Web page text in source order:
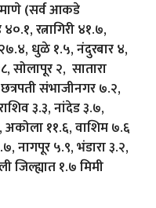
(सर्व आकडे
रत्नागिरी ४१.७,
धुळे १.५, नंदुरबार ४,
सोलापूर २, सातारा
संभाजीनगर ७.२,
३.३, नांदेड ३.७,
अकोला ११.६, वाशिम ७.६
नागपूर ५.९, भंडारा ३.२,
जिल्ह्यात १.७ मिमी